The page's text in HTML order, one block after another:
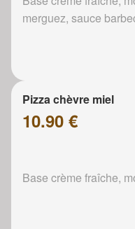
merguez, sauce
Pizza chèvre miel
10.90 €
Base crème fraîche,